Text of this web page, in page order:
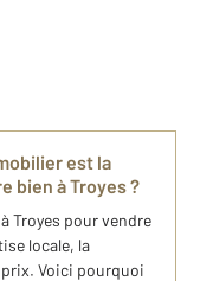
est la
bien à Troyes ?
Troyes pour vendre
locale, la
Voici pourquoi